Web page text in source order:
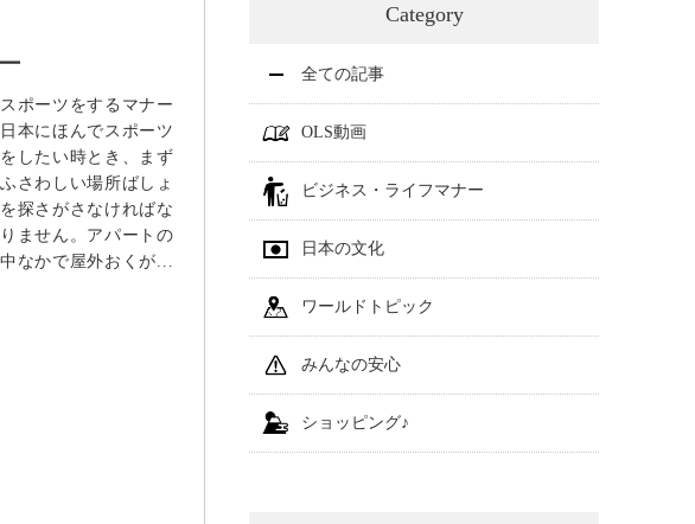
スポーツをするマナー
日本にほんでスポーツ
をしたい時とき、まず
ふさわしい場所ばしょ
を探さがさなければな
りません。アパートの
中なかで屋外おくが...
Category
全ての記事
OLS動画
ビジネス・ライフマナー
日本の文化
ワールドトピック
みんなの安心
ショッピング♪